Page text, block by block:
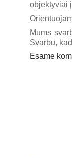
objektyviai
Mums
Svarbu,
Esame